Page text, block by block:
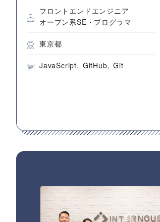
フロントエンドエンジニア
オープン系SE・プログラマ
東京都
JavaScript GitHub Git